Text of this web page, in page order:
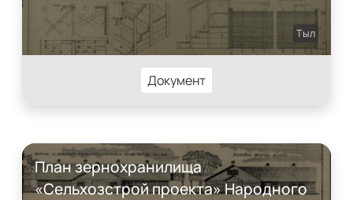
Тыл
Документ
План зернохранилища
«Сельхозстрой проекта» Народного